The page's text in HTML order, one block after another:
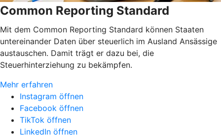
Common Reporting Standard
Mit dem Common Reporting Standard können Staaten
untereinander Daten über steuerlich im Ausland Ansässige
austauschen. Damit trägt er dazu bei, die
Steuerhinterziehung zu bekämpfen.
Mehr erfahren
Instagram öffnen
Facebook öffnen
TikTok öffnen
LinkedIn öffnen